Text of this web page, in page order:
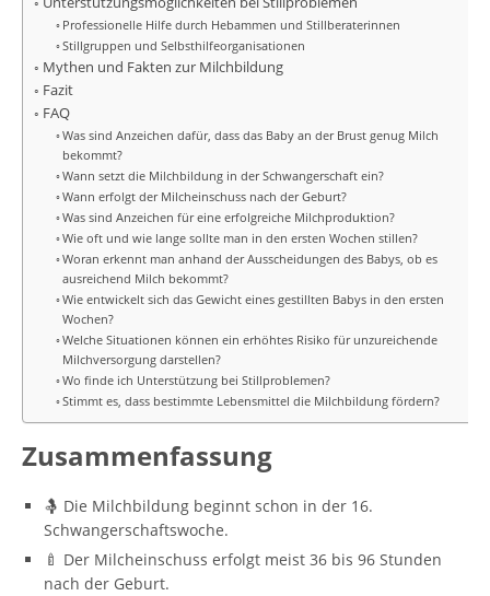
Professionelle Hilfe durch Hebammen und Stillberaterinnen
Stillgruppen und Selbsthilfeorganisationen
Mythen und Fakten zur Milchbildung
Fazit
FAQ
Was sind Anzeichen dafür, dass das Baby an der Brust genug Milch
bekommt?
Wann setzt die Milchbildung in der Schwangerschaft ein?
Wann erfolgt der Milcheinschuss nach der Geburt?
Was sind Anzeichen für eine erfolgreiche Milchproduktion?
Wie oft und wie lange sollte man in den ersten Wochen stillen?
Woran erkennt man anhand der Ausscheidungen des Babys, ob es
ausreichend Milch bekommt?
Wie entwickelt sich das Gewicht eines gestillten Babys in den ersten
Wochen?
Welche Situationen können ein erhöhtes Risiko für unzureichende
Milchversorgung darstellen?
Wo finde ich Unterstützung bei Stillproblemen?
Stimmt es, dass bestimmte Lebensmittel die Milchbildung fördern?
Zusammenfassung
🤱 Die Milchbildung beginnt schon in der 16.
Schwangerschaftswoche.
🍼 Der Milcheinschuss erfolgt meist 36 bis 96 Stunden
nach der Geburt.